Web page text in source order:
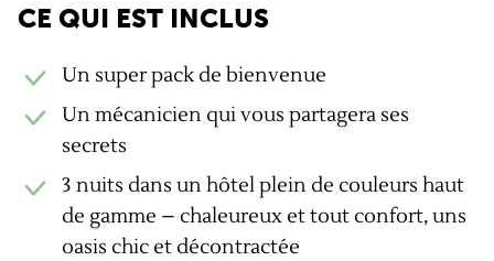
CE QUI EST INCLUS
Un super pack de bienvenue
Un mécanicien qui vous partagera ses
secrets
3 nuits dans un hôtel plein de couleurs haut
de gamme – chaleureux et tout confort, uns
oasis chic et décontractée